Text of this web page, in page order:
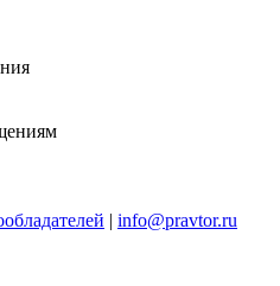
| info@pravtor.ru